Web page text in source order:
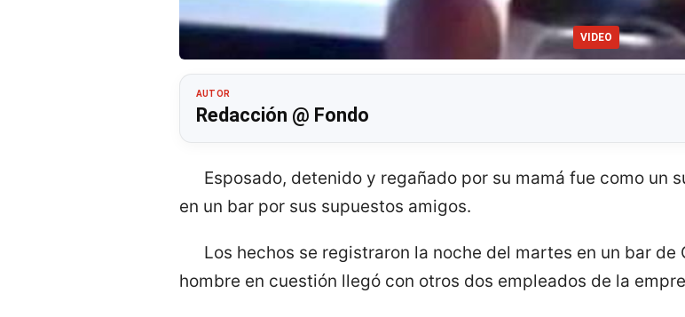
VIDEO
AUTOR
Redacción @ Fondo
Esposado, detenido y regañado por su mamá fue como un
en un bar por sus supuestos amigos.
Los hechos se registraron la noche del martes en un bar
hombre en cuestión llegó con otros dos empleados de la